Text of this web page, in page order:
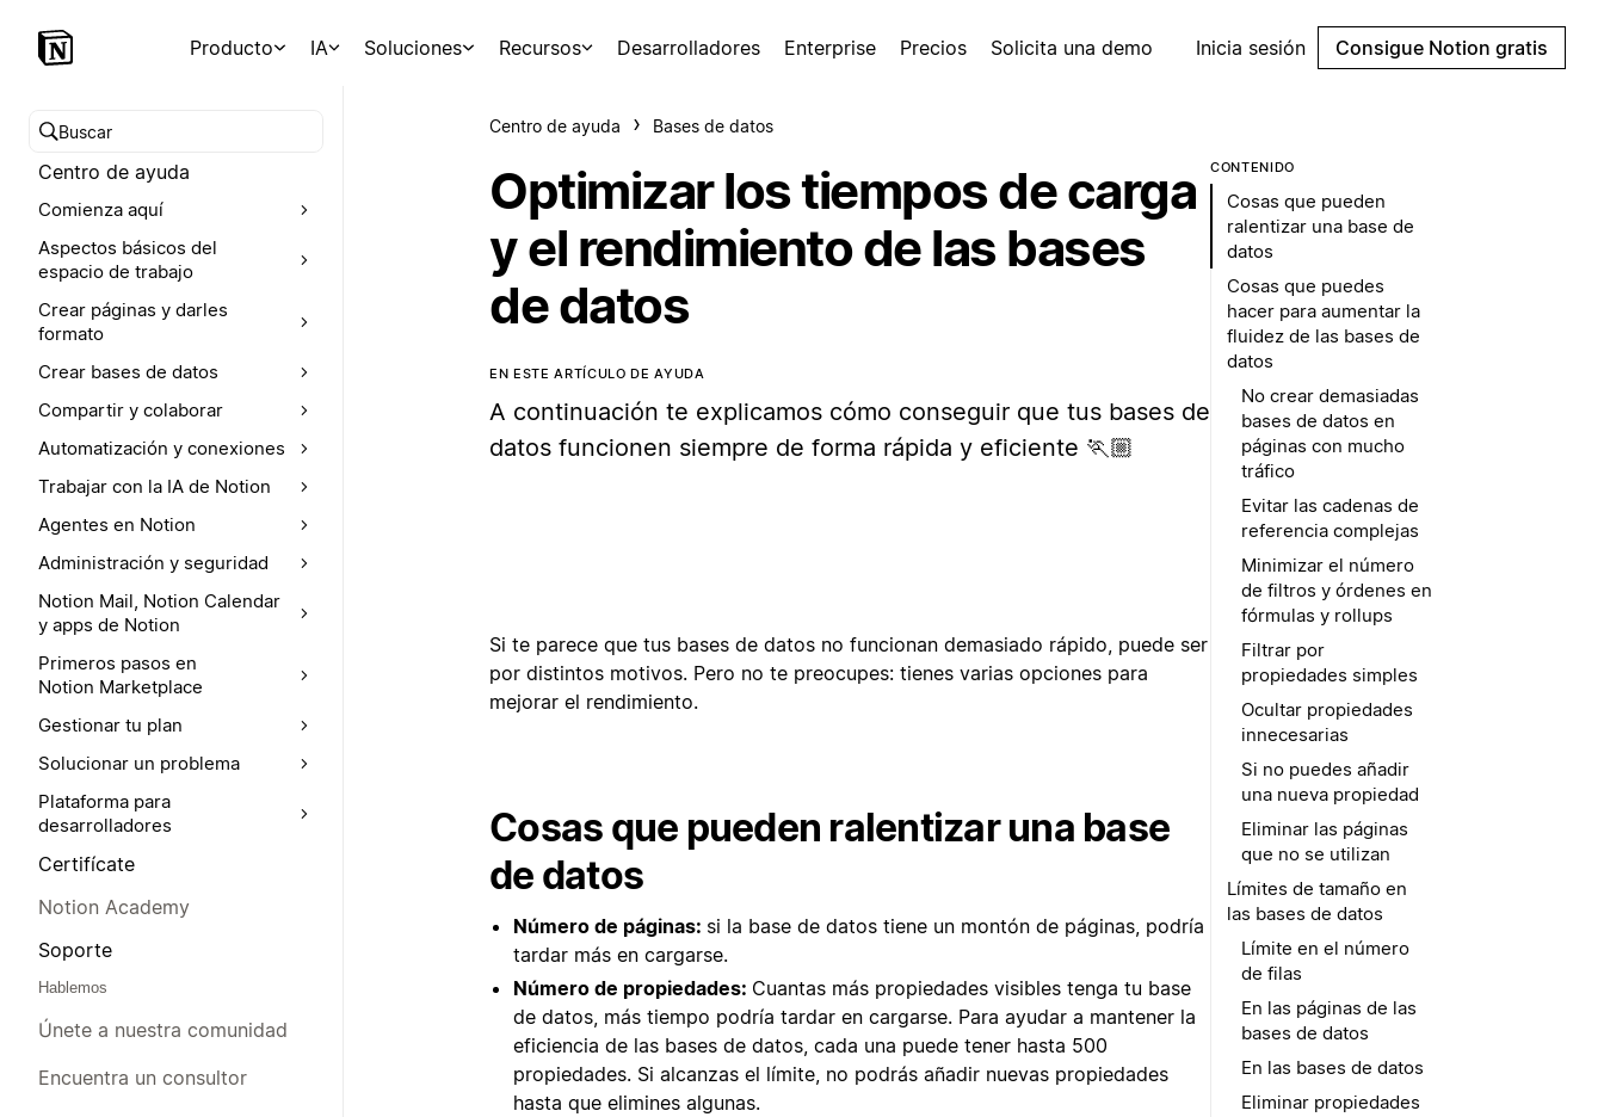
Producto IA Soluciones Recursos Desarrolladores Enterprise Precios Solicita una demo Inicia sesión Consigue Notion gratis
Buscar en el Centro de ayuda
Centro de ayuda
Comienza aquí
Aspectos básicos del
espacio de trabajo
Crear páginas y darles
formato
Crear bases de datos
Compartir y colaborar
Automatización y conexiones
Trabajar con la IA de Notion
Agentes en Notion
Administración y seguridad
Notion Mail, Notion Calendar
y apps de Notion
Primeros pasos en
Notion Marketplace
Gestionar tu plan
Solucionar un problema
Plataforma para
desarrolladores
Certifícate
Notion Academy
Soporte
Hablemos
Únete a nuestra comunidad
Encuentra un consultor
Centro de ayuda Bases de datos
Optimizar los tiempos de carga
y el rendimiento de las bases
de datos
EN ESTE ARTÍCULO DE AYUDA
A continuación te explicamos cómo conseguir que tus bases de
datos funcionen siempre de forma rápida y eficiente 🏃🏼
Si te parece que tus bases de datos no funcionan demasiado rápido, puede ser
por distintos motivos. Pero no te preocupes: tienes varias opciones para
mejorar el rendimiento.
Cosas que pueden ralentizar una base
de datos
Número de páginas: si la base de datos tiene un montón de páginas, podría
tardar más en cargarse.
Número de propiedades: Cuantas más propiedades visibles tenga tu base
de datos, más tiempo podría tardar en cargarse. Para ayudar a mantener la
eficiencia de las bases de datos, cada una puede tener hasta 500
propiedades. Si alcanzas el límite, no podrás añadir nuevas propiedades
hasta que elimines algunas.
CONTENIDO
Cosas que pueden
ralentizar una base de
datos
Cosas que puedes
hacer para aumentar la
fluidez de las bases de
datos
No crear demasiadas
bases de datos en
páginas con mucho
tráfico
Evitar las cadenas de
referencia complejas
Minimizar el número
de filtros y órdenes en
fórmulas y rollups
Filtrar por
propiedades simples
Ocultar propiedades
innecesarias
Si no puedes añadir
una nueva propiedad
Eliminar las páginas
que no se utilizan
Límites de tamaño en
las bases de datos
Límite en el número
de filas
En las páginas de las
bases de datos
En las bases de datos
Eliminar propiedades